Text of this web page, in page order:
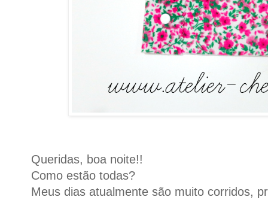
Queridas, boa noite!!
Como estão todas?
Meus dias atualmente são muito corridos,